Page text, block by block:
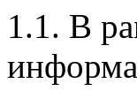
1.1. В